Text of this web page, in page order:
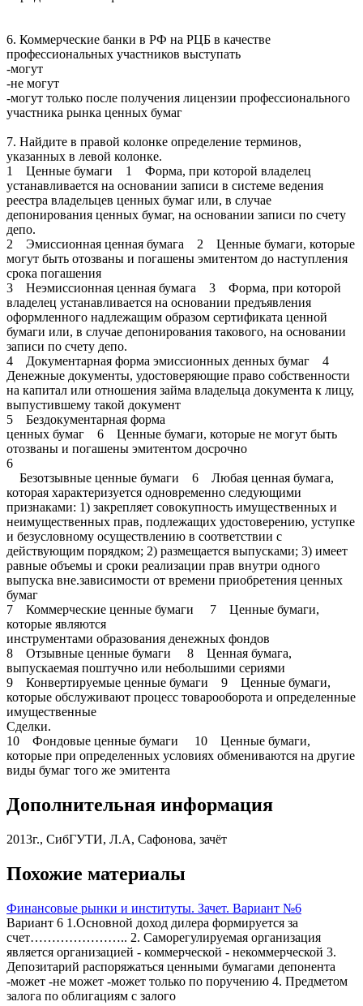
6. Коммерческие банки в РФ на РЦБ в качестве
профессиональных участников выступать
-могут
-не могут
-могут только после получения лицензии профессионального
участника рынка ценных бумаг
7. Найдите в правой колонке определение терминов,
указанных в левой колонке.
1 Ценные бумаги 1 Форма, при которой владелец
устанавливается на основании записи в системе ведения
реестра владельцев ценных бумаг или, в случае
депонирования ценных бумаг, на основании записи по счету
депо.
2 Эмиссионная ценная бумага 2 Ценные бумаги, которые
могут быть отозваны и погашены эмитентом до наступления
срока погашения
3 Неэмиссионная ценная бумага 3 Форма, при которой
владелец устанавливается на основании предъявления
оформленного надлежащим образом сертификата ценной
бумаги или, в случае депонирования такового, на основании
записи по счету депо.
4 Документарная форма эмиссионных денных бумаг 4
Денежные документы, удостоверяющие право собственности
на капитал или отношения займа владельца документа к лицу,
выпустившему такой документ
5 Бездокументарная форма
ценных бумаг 6 Ценные бумаги, которые не могут быть
отозваны и погашены эмитентом досрочно
6
Безотзывные ценные бумаги 6 Любая ценная бумага,
которая характеризуется одновременно следующими
признаками: 1) закрепляет совокупность имущественных и
неимущественных прав, подлежащих удостоверению, уступке
и безусловному осуществлению в соответствии с
действующим порядком; 2) размещается выпусками; 3) имеет
равные объемы и сроки реализации прав внутри одного
выпуска вне.зависимости от времени приобретения ценных
бумаг
7 Коммерческие ценные бумаги 7 Ценные бумаги,
которые являются
инструментами образования денежных фондов
8 Отзывные ценные бумаги 8 Ценная бумага,
выпускаемая поштучно или небольшими сериями
9 Конвертируемые ценные бумаги 9 Ценные бумаги,
которые обслуживают процесс товарооборота и определенные
имущественные
Сделки.
10 Фондовые ценные бумаги 10 Ценные бумаги,
которые при определенных условиях обмениваются на другие
виды бумаг того же эмитента
Дополнительная информация
2013г., СибГУТИ, Л.А, Сафонова, зачёт
Похожие материалы
Финансовые рынки и институты. Зачет. Вариант №6
Вариант 6 1.Основной доход дилера формируется за
счет………………….. 2. Саморегулируемая организация
является организацией - коммерческой - некоммерческой 3.
Депозитарий распоряжаться ценными бумагами депонента
-может -не может -может только по поручению 4. Предметом
залога по облигациям с залого